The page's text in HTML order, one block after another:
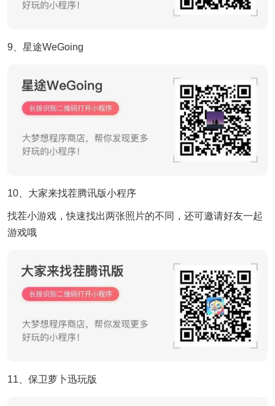
9、星途WeGoing
10、大家来找茬腾讯版小程序
找茬小游戏，快速找出两张照片的不同，还可邀请好友一起
游戏哦
11、保卫萝卜迅玩版